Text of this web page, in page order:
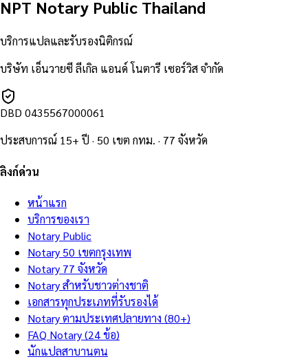
NPT Notary Public Thailand
บริการแปลและรับรองนิติกรณ์
บริษัท เอ็นวายซี ลีเกิล แอนด์ โนตารี เซอร์วิส จำกัด
DBD 0435567000061
ประสบการณ์ 15+ ปี · 50 เขต กทม. · 77 จังหวัด
ลิงก์ด่วน
หน้าแรก
บริการของเรา
Notary Public
Notary 50 เขตกรุงเทพ
Notary 77 จังหวัด
Notary สำหรับชาวต่างชาติ
เอกสารทุกประเภทที่รับรองได้
Notary ตามประเทศปลายทาง (80+)
FAQ Notary (24 ข้อ)
นักแปลสาบานตน